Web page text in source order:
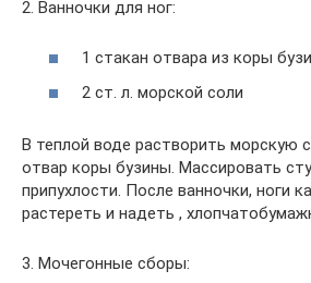
2. Ванночки для ног:
1 стакан отвара из коры
2 ст. л. морской соли
В теплой воде растворить морскую
отвар коры бузины. Массировать
припухлости. После ванночки, ноги
растереть и надеть ,
3. Мочегонные сборы: